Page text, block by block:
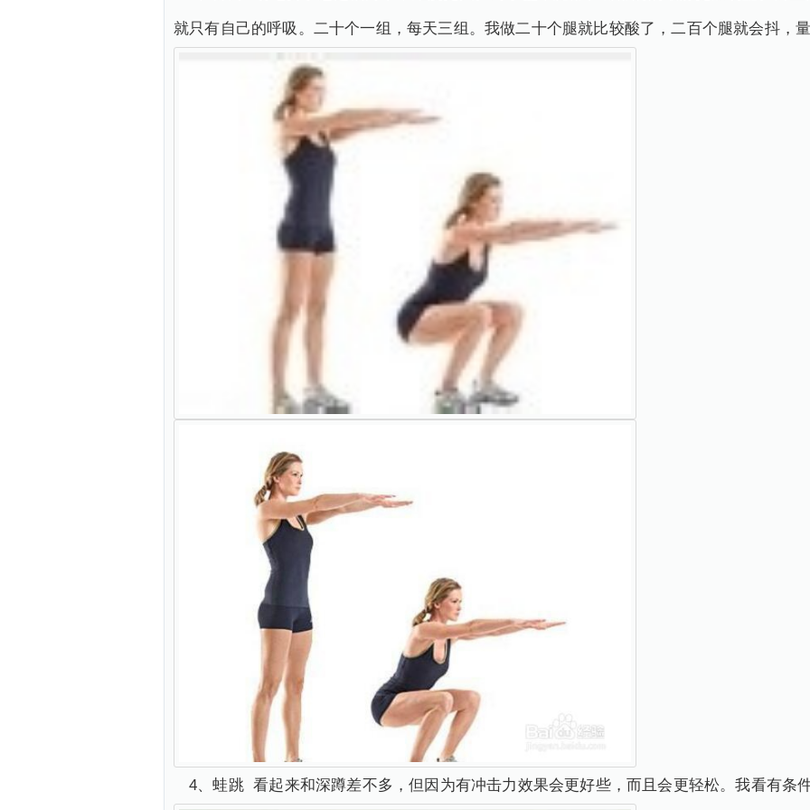
就只有自己的呼吸。二十个一组，每天三组。我做二十个腿就比较酸了，二百个腿就会抖，量
4、蛙跳 看起来和深蹲差不多，但因为有冲击力效果会更好些，而且会更轻松。我看有条